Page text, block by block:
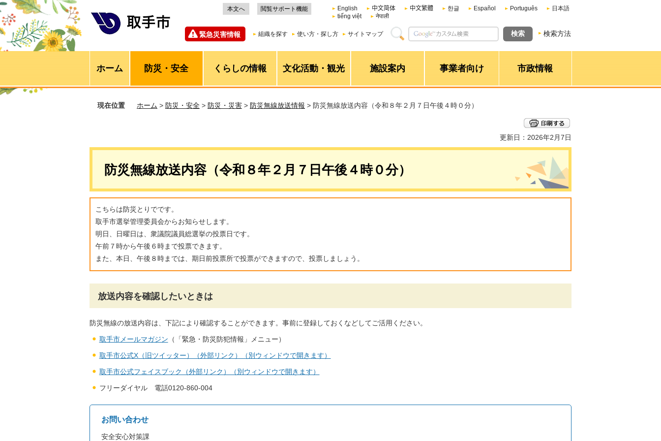
本文へ 閲覧サポート機能 English 中文简体 中文繁體 한글 Español Português
日本語
tiếng việt
नेपाली
緊急災害情報 組織を探す 使い方・探し方 サイトマップ 検索方法
ホーム 防災・安全 くらしの情報 文化活動・観光 施設案内 事業者向け 市政情報
現在位置 ホーム > 防災・安全 > 防災・災害 > 防災無線放送情報 > 防災無線放送内容（令和８年２月７日午後４時０分）
更新日：2026年2月7日
防災無線放送内容（令和８年２月７日午後４時０分）
こちらは防災とりでです。
取手市選挙管理委員会からお知らせします。
明日、日曜日は、衆議院議員総選挙の投票日です。
午前７時から午後６時まで投票できます。
また、本日、午後８時までは、期日前投票所で投票ができますので、投票しましょう。
放送内容を確認したいときは
防災無線の放送内容は、下記により確認することができます。事前に登録しておくなどしてご活用ください。
取手市メールマガジン （「緊急・防災防犯情報」メニュー）
取手市公式X（旧ツイッター）（外部リンク）（別ウィンドウで開きます）
取手市公式フェイスブック（外部リンク）（別ウィンドウで開きます）
フリーダイヤル 電話0120-860-004
お問い合わせ
安全安心対策課